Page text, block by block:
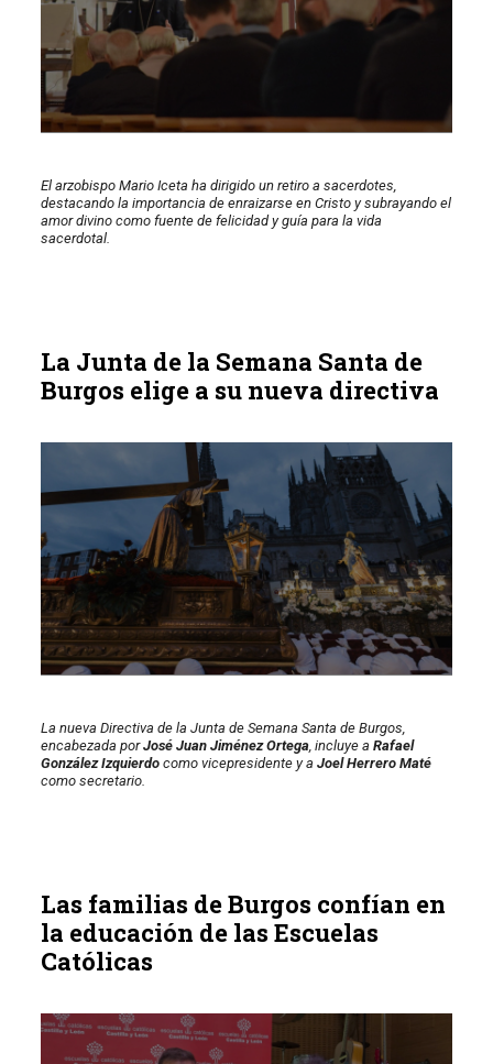
El arzobispo Mario Iceta ha dirigido un retiro a sacerdotes,
destacando la importancia de enraizarse en Cristo y subrayando el
amor divino como fuente de felicidad y guía para la vida
sacerdotal.
La Junta de la Semana Santa de
Burgos elige a su nueva directiva
La nueva Directiva de la Junta de Semana Santa de Burgos,
encabezada porJosé Juan Jiménez Ortega, incluye a Rafael
González Izquierdocomo vicepresidente y a Joel Herrero Maté
como secretario.
Las familias de Burgos confían en
la educación de las Escuelas
Católicas